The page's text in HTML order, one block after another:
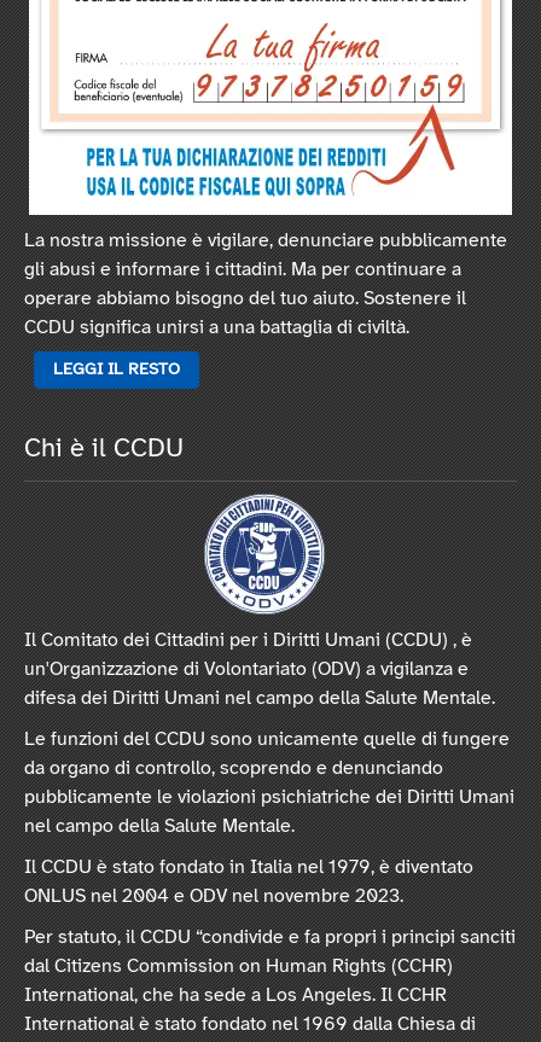
La nostra missione è vigilare, denunciare pubblicamente
gli abusi e informare i cittadini. Ma per continuare a
operare abbiamo bisogno del tuo aiuto. Sostenere il
CCDU significa unirsi a una battaglia di civiltà.
LEGGI IL RESTO
Chi è il CCDU
Il Comitato dei Cittadini per i Diritti Umani (CCDU) , è
un'Organizzazione di Volontariato (ODV) a vigilanza e
difesa dei Diritti Umani nel campo della Salute Mentale.
Le funzioni del CCDU sono unicamente quelle di fungere
da organo di controllo, scoprendo e denunciando
pubblicamente le violazioni psichiatriche dei Diritti Umani
nel campo della Salute Mentale.
Il CCDU è stato fondato in Italia nel 1979, è diventato
ONLUS nel 2004 e ODV nel novembre 2023.
Per statuto, il CCDU “condivide e fa propri i principi sanciti
dal Citizens Commission on Human Rights (CCHR)
International, che ha sede a Los Angeles. Il CCHR
International è stato fondato nel 1969 dalla Chiesa di